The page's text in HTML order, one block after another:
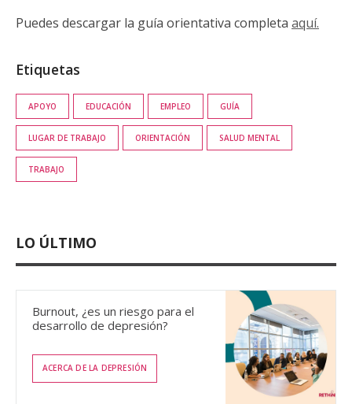
Puedes descargar la guía orientativa completa aquí.
Etiquetas
APOYO EDUCACIÓN EMPLEO GUÍA
LUGAR DE TRABAJO ORIENTACIÓN SALUD MENTAL
TRABAJO
LO ÚLTIMO
Burnout, ¿es un riesgo para el
desarrollo de depresión?
ACERCA DE LA DEPRESIÓN